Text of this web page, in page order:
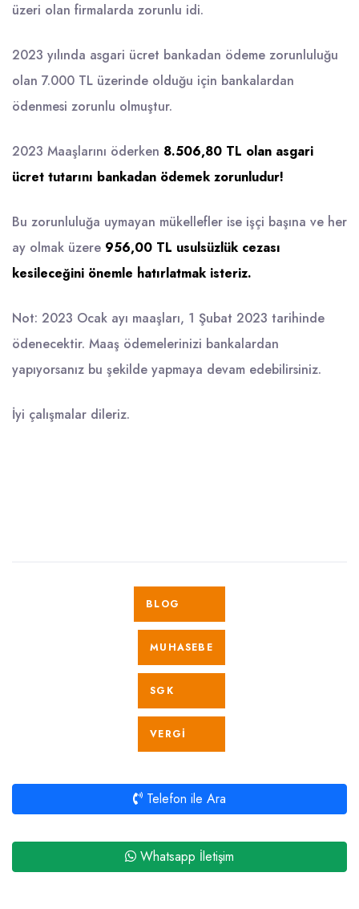
üzeri olan firmalarda zorunlu idi.
2023 yılında asgari ücret bankadan ödeme zorunluluğu
olan 7.000 TL üzerinde olduğu için bankalardan
ödenmesi zorunlu olmuştur.
2023 Maaşlarını öderken 8.506,80 TL olan asgari
ücret tutarını bankadan ödemek zorunludur!
Bu zorunluluğa uymayan mükellefler ise işçi başına ve her
ay olmak üzere 956,00 TL usulsüzlük cezası
kesileceğini önemle hatırlatmak isteriz.
Not: 2023 Ocak ayı maaşları, 1 Şubat 2023 tarihinde
ödenecektir. Maaş ödemelerinizi bankalardan
yapıyorsanız bu şekilde yapmaya devam edebilirsiniz.
İyi çalışmalar dileriz.
BLOG
MUHASEBE
SGK
VERGI
Telefon ile Ara
Whatsapp İletişim